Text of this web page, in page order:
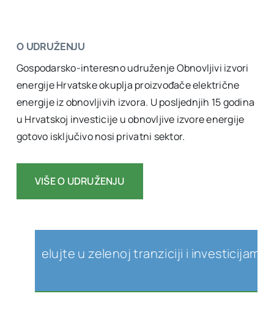
O UDRUŽENJU
Gospodarsko-interesno udruženje Obnovljivi izvori
energije Hrvatske okuplja proizvođače električne
energije iz obnovljivih izvora. U posljednjih 15 godina
u Hrvatskoj investicije u obnovljive izvore energije
gotovo isključivo nosi privatni sektor.
VIŠE O UDRUŽENJU
u zelenoj tranziciji i investicijama u